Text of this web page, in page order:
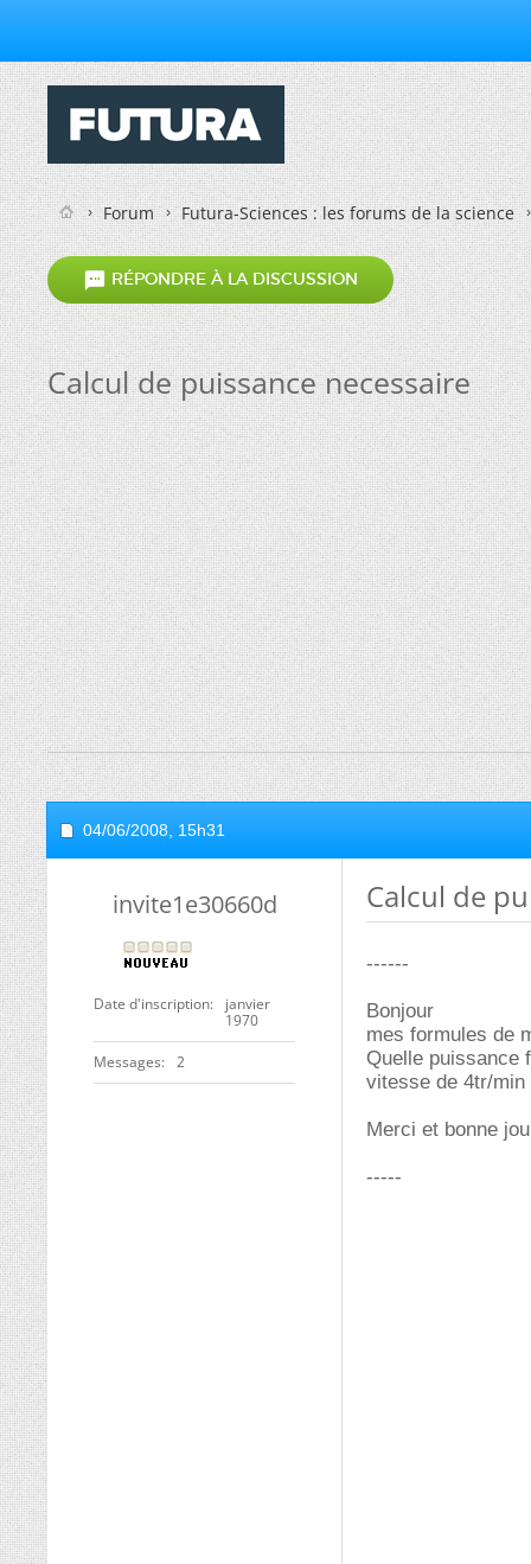
Forum Futura-Sciences : les forums de la science
 RÉPONDRE À LA DISCUSSION
Calcul de puissance necessaire
04/06/2008, 15h31
invite1e30660d
Date d'inscription
janvier
1970
Messages 2
Calcul de
------
Bonjour
mes formules de
Quelle puissance
vitesse de 4tr/min
Merci et bonne
-----